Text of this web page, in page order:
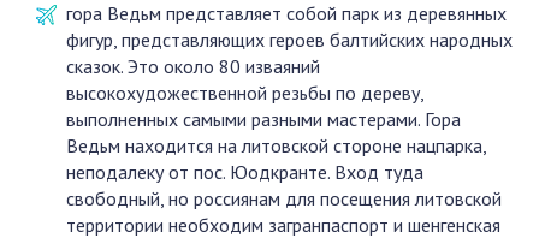
гора Ведьм представляет собой парк из деревянных
фигур, представляющих героев балтийских народных
сказок. Это около 80 изваяний
высокохудожественной резьбы по дереву,
выполненных самыми разными мастерами. Гора
Ведьм находится на литовской стороне нацпарка,
неподалеку от пос. Юодкранте. Вход туда
свободный, но россиянам для посещения литовской
территории необходим загранпаспорт и шенгенская